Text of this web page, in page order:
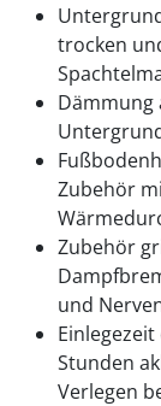
trocken
Dämmung
Zubehör
Zubehör
und
Stunden
Verlegen